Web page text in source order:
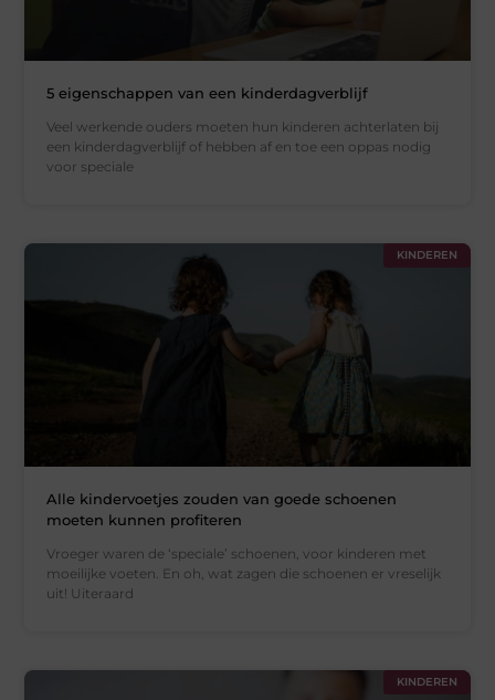
5 eigenschappen van een kinderdagverblijf
Veel werkende ouders moeten hun kinderen achterlaten bij
een kinderdagverblijf of hebben af ​​en toe een oppas nodig
voor speciale
KINDEREN
Alle kindervoetjes zouden van goede schoenen
moeten kunnen profiteren
Vroeger waren de ‘speciale’ schoenen, voor kinderen met
moeilijke voeten. En oh, wat zagen die schoenen er vreselijk
uit! Uiteraard
KINDEREN